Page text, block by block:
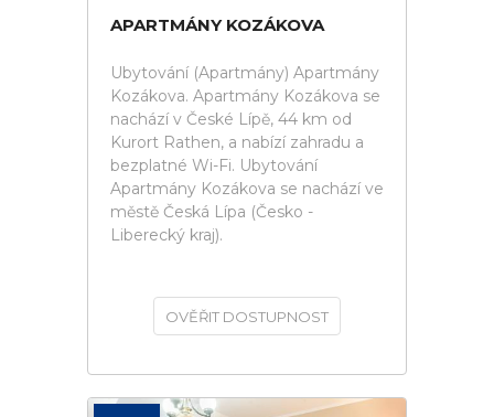
APARTMÁNY KOZÁKOVA
Ubytování (Apartmány) Apartmány
Kozákova. Apartmány Kozákova se
nachází v České Lípě, 44 km od
Kurort Rathen, a nabízí zahradu a
bezplatné Wi-Fi. Ubytování
Apartmány Kozákova se nachází ve
městě Česká Lípa (Česko -
Liberecký kraj).
OVĚŘIT DOSTUPNOST